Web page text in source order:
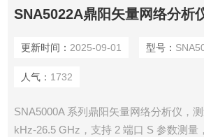
SNA5022A鼎阳矢量网络分析
更新时间： 2025-09-01 型号：
人气： 1732
SNA5000A 系列鼎阳矢量网络分析仪，
kHz-26.5 GHz，支持 2 端口 S 参数测量